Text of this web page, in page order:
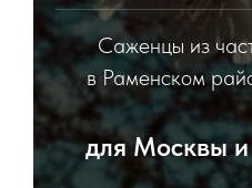
Саженцы из
в Раменском
для Москвы